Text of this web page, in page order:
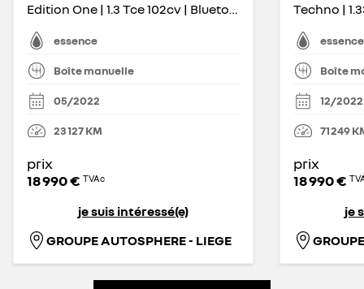
Edition One | 1.3 Tce 102cv | Bluetooth | GPS | Caméra
essence
Boîte manuelle
05/2022
23 127KM
prix
18 990 € TVAc
je suis intéressé(e)
GROUPE AUTOSPHERE - LIEGE
essence
Boîte
12/2022
71 249
prix
18 990 €
je